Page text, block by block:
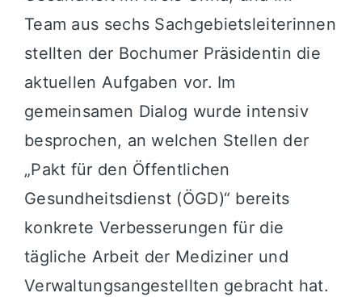
Team aus sechs Sachgebietsleiterinnen
stellten der Bochumer Präsidentin die
aktuellen Aufgaben vor. Im
gemeinsamen Dialog wurde intensiv
besprochen, an welchen Stellen der
„Pakt für den Öffentlichen
Gesundheitsdienst (ÖGD)“ bereits
konkrete Verbesserungen für die
tägliche Arbeit der Mediziner und
Verwaltungsangestellten gebracht hat.